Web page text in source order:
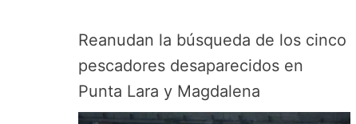
Reanudan la búsqueda de los cinco
pescadores desaparecidos en
Punta Lara y Magdalena